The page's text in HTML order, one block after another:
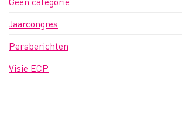
Jaarcongres
Persberichten
Visie ECP